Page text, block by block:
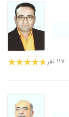
۱۱۷ نفر